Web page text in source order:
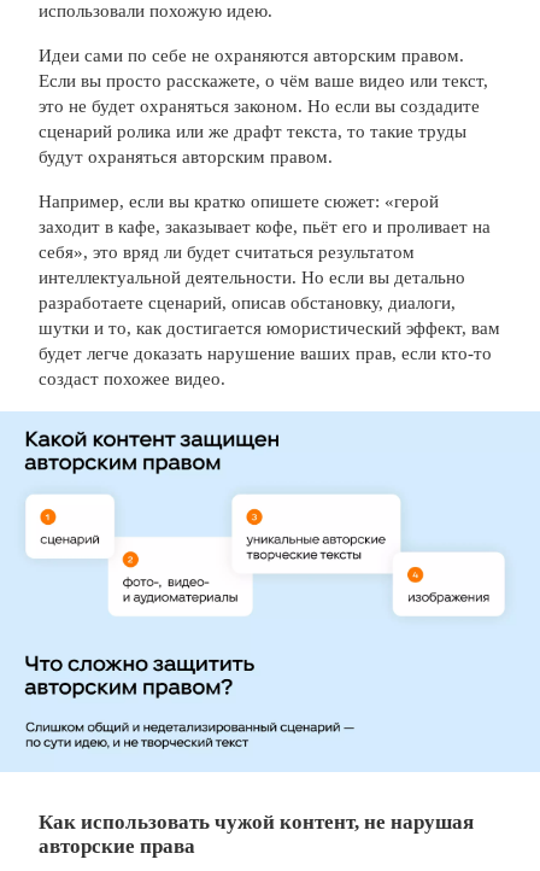
использовали похожую идею.
Идеи сами по себе не охраняются авторским правом.
Если вы просто расскажете, о чём ваше видео или текст,
это не будет охраняться законом. Но если вы создадите
сценарий ролика или же драфт текста, то такие труды
будут охраняться авторским правом.
Например, если вы кратко опишете сюжет: «герой
заходит в кафе, заказывает кофе, пьёт его и проливает на
себя», это вряд ли будет считаться результатом
интеллектуальной деятельности. Но если вы детально
разработаете сценарий, описав обстановку, диалоги,
шутки и то, как достигается юмористический эффект, вам
будет легче доказать нарушение ваших прав, если кто-то
создаст похожее видео.
Как использовать чужой контент, не нарушая
авторские права